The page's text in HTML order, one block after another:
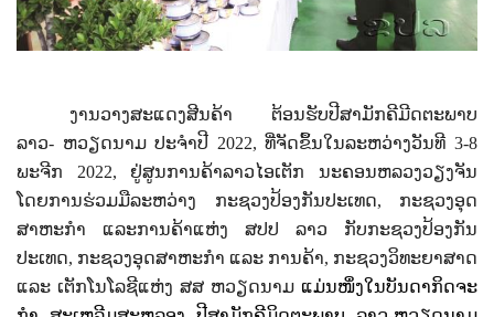
ງານວາງສະແດງສີນຄ້າ ຕ້ອນຮັບປີສາມັກຄີມີດຕະພາບ
ລາວ- ຫວຽດນາມ ປະຈຳປີ 2022, ທີ່ຈັດຂຶ້ນໃນລະຫວ່າງວັນທີ 3-8
ພະຈີກ 2022, ຢູ່ສູນການຄ້າລາວໄອເຕັກ ນະຄອນຫລວງວຽງຈັນ
ໂດຍການຮ່ວມມືລະຫວ່າງ ກະຊວງປ້ອງກັນປະເທດ, ກະຊວງອຸດ
ສາຫະກໍາ ແລະການຄ້າແຫ່ງ ສປປ ລາວ ກັບກະຊວງປ້ອງກັນ
ປະເທດ, ກະຊວງອຸດສາຫະກໍາ ແລະ ການຄ້າ, ກະຊວງວິທະຍາສາດ
ແລະ ເຕັກໂນໂລຊີແຫ່ງ ສສ ຫວຽດນາມ ແມ່ນໜຶ່ງໃນບັນດາກິດຈະ